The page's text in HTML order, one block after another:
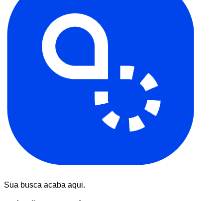
Sua busca acaba aqui.